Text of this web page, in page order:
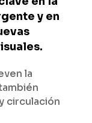
y en
la
circulación